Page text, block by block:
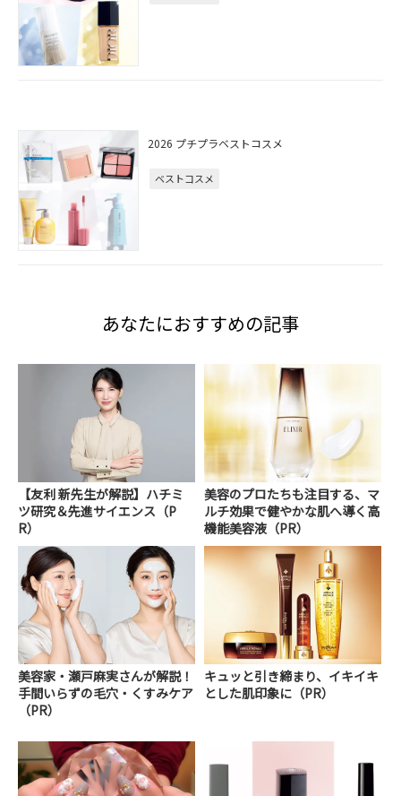
2026 プチプラベストコスメ
ベストコスメ
あなたにおすすめの記事
【友利 新先生が解説】ハチミ
ツ研究＆先進サイエンス（P
R）
美容のプロたちも注目する、マ
ルチ効果で健やかな肌へ導く高
機能美容液（PR）
美容家・瀬戸麻実さんが解説！
手間いらずの毛穴・くすみケア
（PR）
キュッと引き締まり、イキイキ
とした肌印象に（PR）